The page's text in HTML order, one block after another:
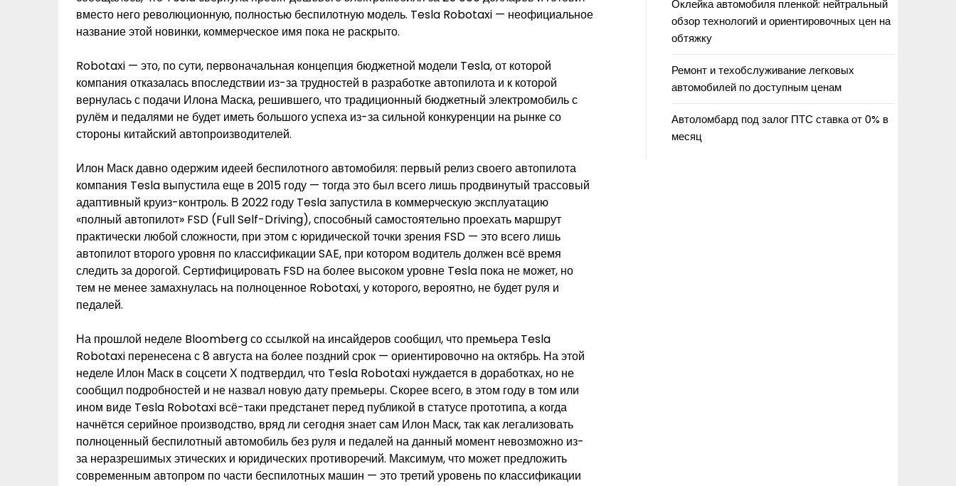
вместо него революционную, полностью беспилотную модель. Tesla Robotaxi — неофициальное
название этой новинки, коммерческое имя пока не раскрыто.
Robotaxi — это, по сути, первоначальная концепция бюджетной модели Tesla, от которой
компания отказалась впоследствии из-за трудностей в разработке автопилота и к которой
вернулась с подачи Илона Маска, решившего, что традиционный бюджетный электромобиль с
рулём и педалями не будет иметь большого успеха из-за сильной конкуренции на рынке со
стороны китайский автопроизводителей.
Илон Маск давно одержим идеей беспилотного автомобиля: первый релиз своего автопилота
компания Tesla выпустила еще в 2015 году — тогда это был всего лишь продвинутый трассовый
адаптивный круиз-контроль. В 2022 году Tesla запустила в коммерческую эксплуатацию
«полный автопилот» FSD (Full Self-Driving), способный самостоятельно проехать маршрут
практически любой сложности, при этом с юридической точки зрения FSD — это всего лишь
автопилот второго уровня по классификации SAE, при котором водитель должен всё время
следить за дорогой. Сертифицировать FSD на более высоком уровне Tesla пока не может, но
тем не менее замахнулась на полноценное Robotaxi, у которого, вероятно, не будет руля и
педалей.
На прошлой неделе Bloomberg со ссылкой на инсайдеров сообщил, что премьера Tesla
Robotaxi перенесена с 8 августа на более поздний срок — ориентировочно на октябрь. На этой
неделе Илон Маск в соцсети Х подтвердил, что Tesla Robotaxi нуждается в доработках, но не
сообщил подробностей и не назвал новую дату премьеры. Скорее всего, в этом году в том или
ином виде Tesla Robotaxi всё-таки предстанет перед публикой в статусе прототипа, а когда
начнётся серийное производство, вряд ли сегодня знает сам Илон Маск, так как легализовать
полноценный беспилотный автомобиль без руля и педалей на данный момент невозможно из-
за неразрешимых этических и юридических противоречий. Максимум, что может предложить
современным автопром по части беспилотных машин — это третий уровень по классификации
Оклейка автомобиля пленкой: нейтральный
обзор технологий и ориентировочных цен на
обтяжку
Ремонт и техобслуживание легковых
автомобилей по доступным ценам
Автоломбард под залог ПТС ставка от 0% в
месяц